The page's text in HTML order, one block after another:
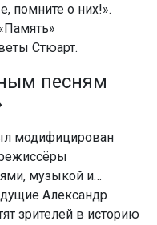
помните о них!».
Стюарт.
песням
модифицирован
музыкой и…
Александр
зрителей в историю